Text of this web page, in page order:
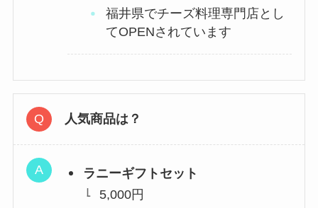
福井県でチーズ料理専門店とし
てOPENされています
人気商品は？
ラニーギフトセット
5,000円